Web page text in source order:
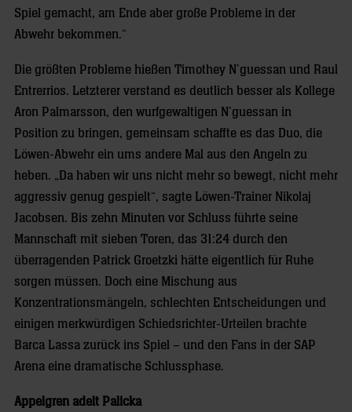
Spiel gemacht, am Ende aber große Probleme in der
Abwehr bekommen.“
Die größten Probleme hießen Timothey N’guessan und Raul
Entrerrios. Letzterer verstand es deutlich besser als Kollege
Aron Palmarsson, den wurfgewaltigen N’guessan in
Position zu bringen, gemeinsam schaffte es das Duo, die
Löwen-Abwehr ein ums andere Mal aus den Angeln zu
heben. „Da haben wir uns nicht mehr so bewegt, nicht mehr
aggressiv genug gespielt“, sagte Löwen-Trainer Nikolaj
Jacobsen. Bis zehn Minuten vor Schluss führte seine
Mannschaft mit sieben Toren, das 31:24 durch den
überragenden Patrick Groetzki hätte eigentlich für Ruhe
sorgen müssen. Doch eine Mischung aus
Konzentrationsmängeln, schlechten Entscheidungen und
einigen merkwürdigen Schiedsrichter-Urteilen brachte
Barca Lassa zurück ins Spiel – und den Fans in der SAP
Arena eine dramatische Schlussphase.
Appelgren adelt Palicka